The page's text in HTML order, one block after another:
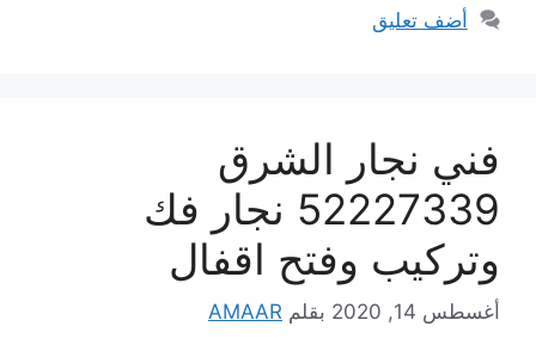
أضف تعليق
فني نجار الشرق
52227339 نجار فك
وتركيب وفتح اقفال
أغسطس 14, 2020 بقلم AMAAR